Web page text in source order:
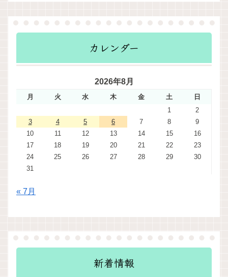
カレンダー
2026年8月
月 火 水 木 金 土
日
1
2
3
4 5 6 7 8
9
10
11 12 13 14 15
16
17
18 19 20 21 22
23
24
25 26 27 28 29
30
31
« 7月
新着情報